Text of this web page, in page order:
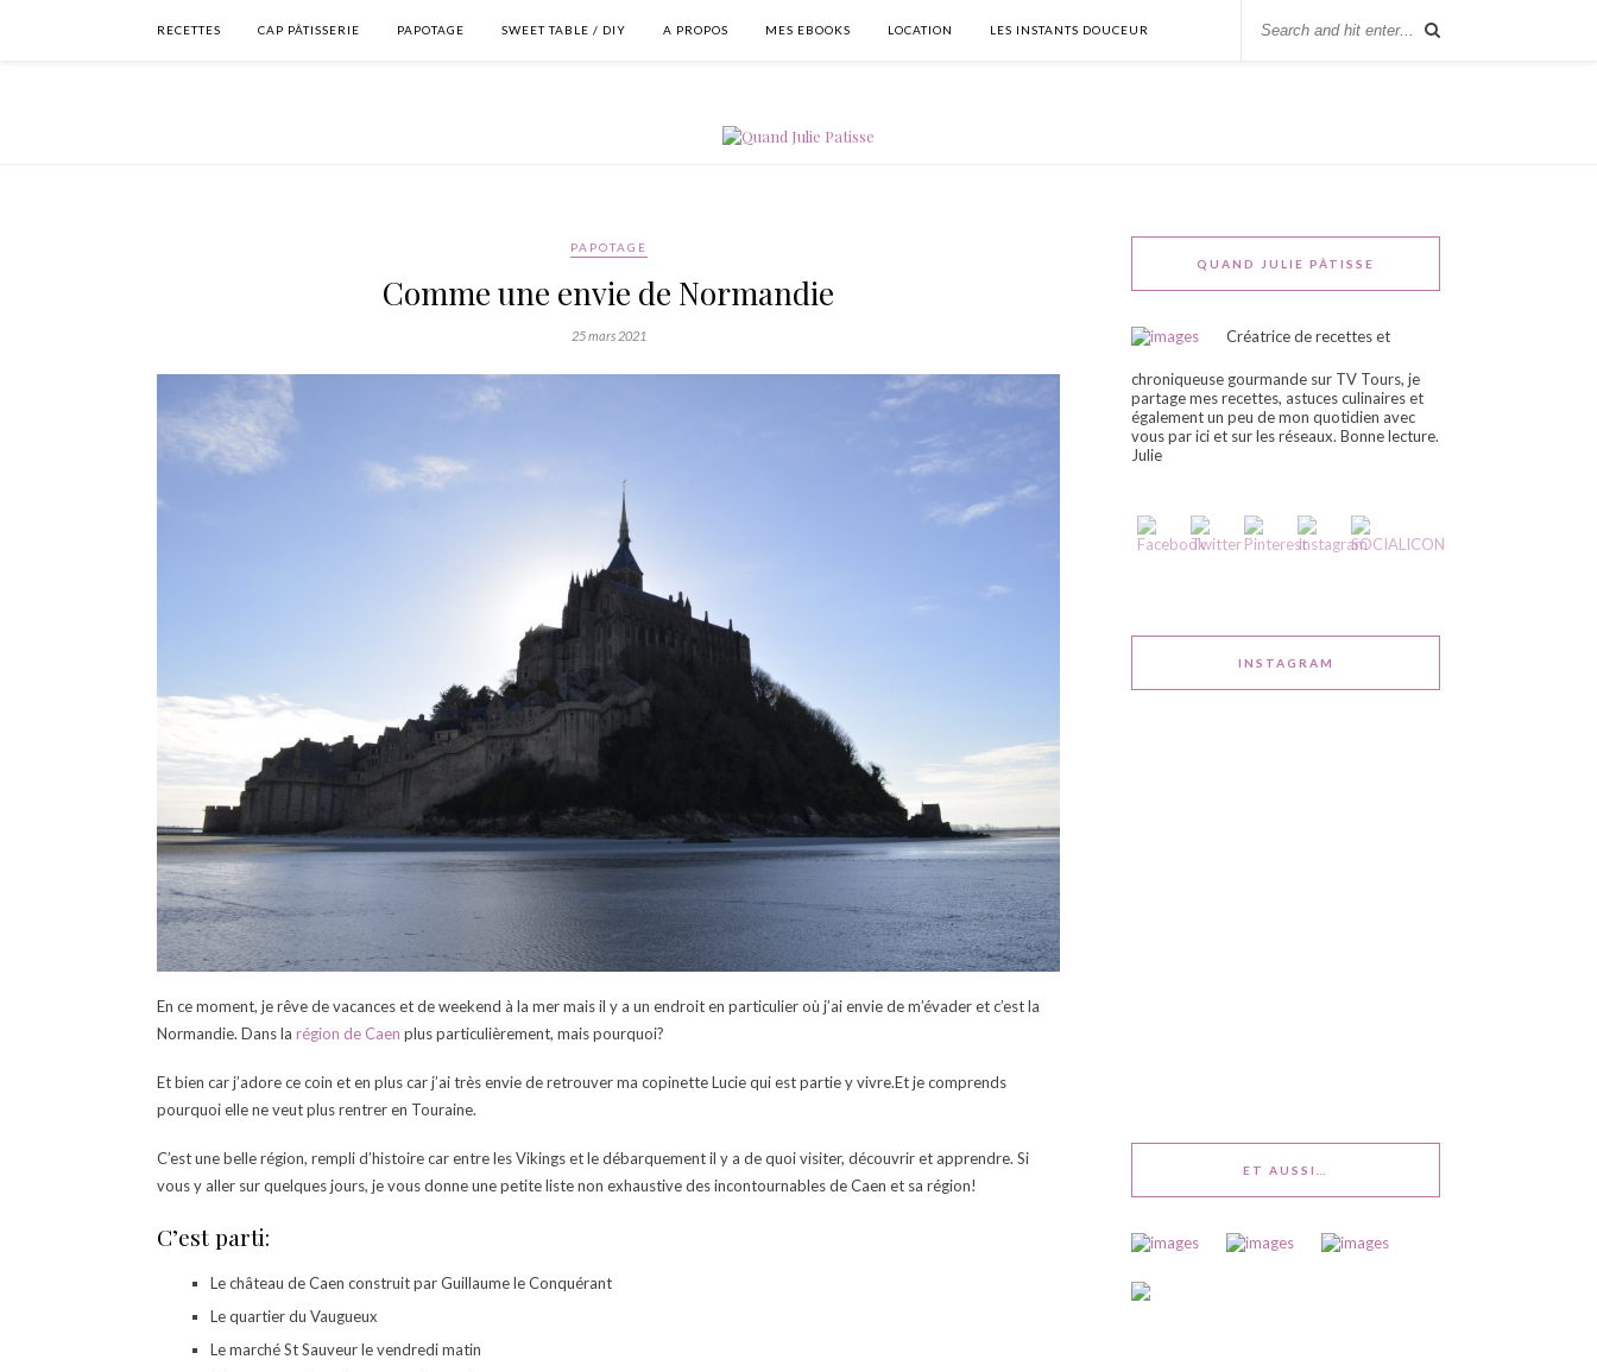
RECETTES CAP PÂTISSERIE PAPOTAGE SWEET TABLE / DIY A PROPOS MES EBOOKS LOCATION LES INSTANTS DOUCEUR
PAPOTAGE
Comme une envie de Normandie
25 mars 2021
En ce moment, je rêve de vacances et de weekend à la mer mais il y a un endroit en particulier où j’ai envie de m’évader et c’est la
Normandie. Dans la région de Caen plus particulièrement, mais pourquoi?
Et bien car j’adore ce coin et en plus car j’ai très envie de retrouver ma copinette Lucie qui est partie y vivre.Et je comprends
pourquoi elle ne veut plus rentrer en Touraine.
C’est une belle région, rempli d’histoire car entre les Vikings et le débarquement il y a de quoi visiter, découvrir et apprendre. Si
vous y aller sur quelques jours, je vous donne une petite liste non exhaustive des incontournables de Caen et sa région!
C’est parti:
Le château de Caen construit par Guillaume le Conquérant
Le quartier du Vaugueux
Le marché St Sauveur le vendredi matin
QUAND JULIE PÂTISSE
Créatrice de recettes et
chroniqueuse gourmande sur TV Tours, je
partage mes recettes, astuces culinaires et
également un peu de mon quotidien avec
vous par ici et sur les réseaux. Bonne lecture.
Julie
INSTAGRAM
ET AUSSI…